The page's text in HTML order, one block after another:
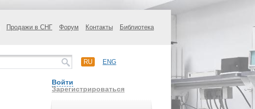
Продажи в СНГ Форум Контакты Библиотека
RU ENG
Войти
Зарегистрироваться